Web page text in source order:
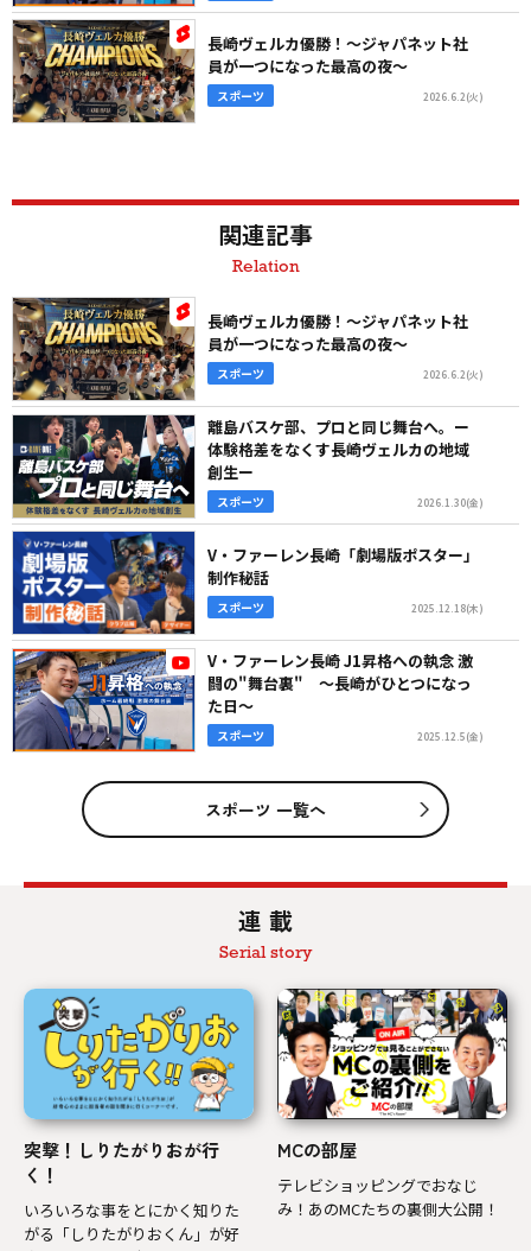
長崎ヴェルカ優勝！～ジャパネット社
員が一つになった最高の夜～
スポーツ 2026.6.2(火)
関連記事
Relation
長崎ヴェルカ優勝！～ジャパネット社
員が一つになった最高の夜～
スポーツ 2026.6.2(火)
離島バスケ部、プロと同じ舞台へ。ー
体験格差をなくす長崎ヴェルカの地域
創生ー
スポーツ 2026.1.30(金)
V・ファーレン長崎「劇場版ポスター」
制作秘話
スポーツ 2025.12.18(木)
V・ファーレン長崎 J1昇格への執念 激
闘の"舞台裏" ～長崎がひとつになっ
た日～
スポーツ 2025.12.5(金)
スポーツ 一覧へ
連 載
Serial story
突撃！しりたがりおが行
く！
いろいろな事をとにかく知りた
がる「しりたがりおくん」が好
MCの部屋
テレビショッピングでおなじ
み！あのMCたちの裏側大公開！